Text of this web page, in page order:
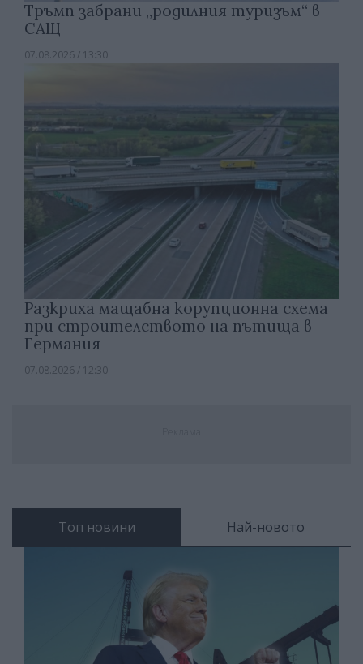
Тръмп забрани „родилния туризъм“ в
САЩ
07.08.2026 / 13:30
Разкриха мащабна корупционна схема
при строителството на пътища в
Германия
07.08.2026 / 12:30
Топ новини Най-новото